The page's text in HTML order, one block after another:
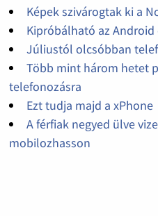
Képek szivárogtak ki a
Kipróbálható az
Júliustól olcsóbban
Több mint három hetet
telefonozásra
Ezt tudja majd a xPhone
A férfiak negyed ülve
mobilozhasson